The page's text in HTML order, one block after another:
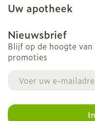
Uw apotheek
Nieuwsbrief
Blijf op de hoogte
promoties